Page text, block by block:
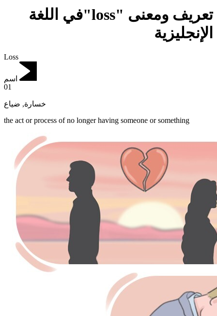
تعريف ومعنى "loss"في اللغة
الإنجليزية
Loss
اسم
01
خسارة, ضياع
the act or process of no longer having someone or something